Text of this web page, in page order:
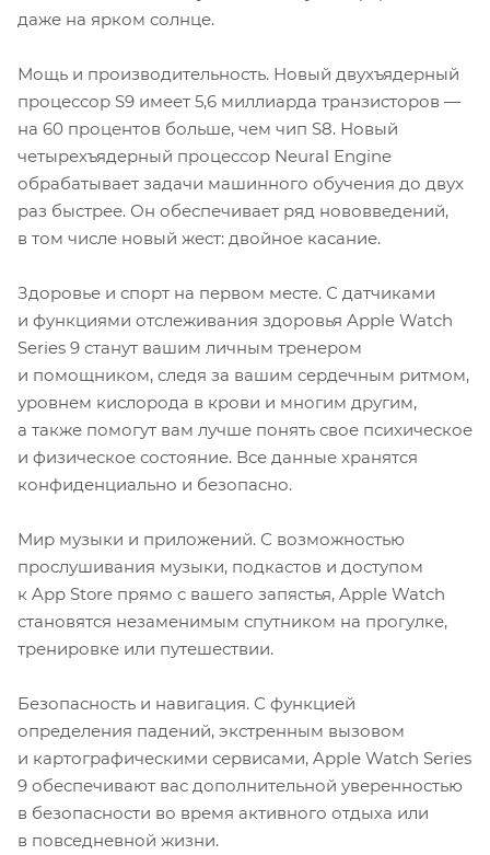
даже на ярком солнце.
Мощь и производительность. Новый двухъядерный
процессор S9 имеет 5,6 миллиарда транзисторов —
на 60 процентов больше, чем чип S8. Новый
четырехъядерный процессор Neural Engine
обрабатывает задачи машинного обучения до двух
раз быстрее. Он обеспечивает ряд нововведений,
в том числе новый жест: двойное касание.
Здоровье и спорт на первом месте. С датчиками
и функциями отслеживания здоровья Apple Watch
Series 9 станут вашим личным тренером
и помощником, следя за вашим сердечным ритмом,
уровнем кислорода в крови и многим другим,
а также помогут вам лучше понять свое психическое
и физическое состояние. Все данные хранятся
конфиденциально и безопасно.
Мир музыки и приложений. С возможностью
прослушивания музыки, подкастов и доступом
к App Store прямо с вашего запястья, Apple Watch
становятся незаменимым спутником на прогулке,
тренировке или путешествии.
Безопасность и навигация. С функцией
определения падений, экстренным вызовом
и картографическими сервисами, Apple Watch Series
9 обеспечивают вас дополнительной уверенностью
в безопасности во время активного отдыха или
в повседневной жизни.